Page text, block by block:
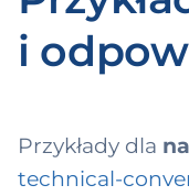
c
j
level cost
report
żądaniowy
rozgłoszeniowy
notyfikacyjny
MP
i
Przykłady dla
technical-